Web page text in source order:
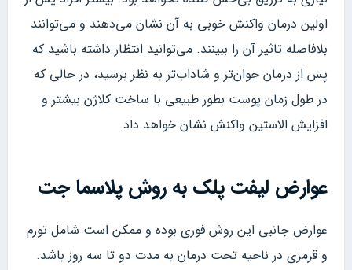
اولین درمان واکنش خوبی به آن نشان می‌دهند و می‌توانند
بلافاصله تاثیر آن را ببینند. می‌توانید انتظار داشته باشید که
پس از درمان جوان‌تر و شاداب‌تر به نظر برسید، در حالی که
در طول زمان پوست بطور طبیعی با ساخت کلاژن بیشتر و
افزایش الاستین واکنش نشان خواهد داد.
عوارض لیفت پلک به روش پلاسما جت
عوارض جانبی این روش فوری بوده و ممکن است شامل تورم
و قرمزی در ناحیه تحت درمان به مدت دو تا سه روز باشد.